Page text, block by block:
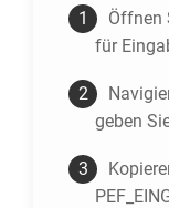
Öffnen
für
geben